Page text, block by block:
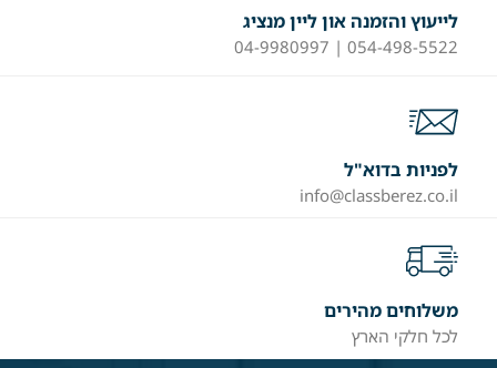
לייעוץ והזמנה און ליין מנציג
054-498-5522 | 04-9980997
לפניות בדוא"ל
info@classberez.co.il
משלוחים מהירים
לכל חלקי הארץ